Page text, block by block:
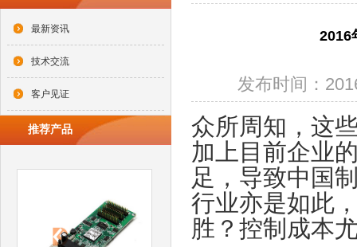
最新资讯
技术交流
客户见证
推荐产品
2016
发布时间：
众所周知，这
加上目前企业
足，导致中国
行业亦是如此
胜？控制成本